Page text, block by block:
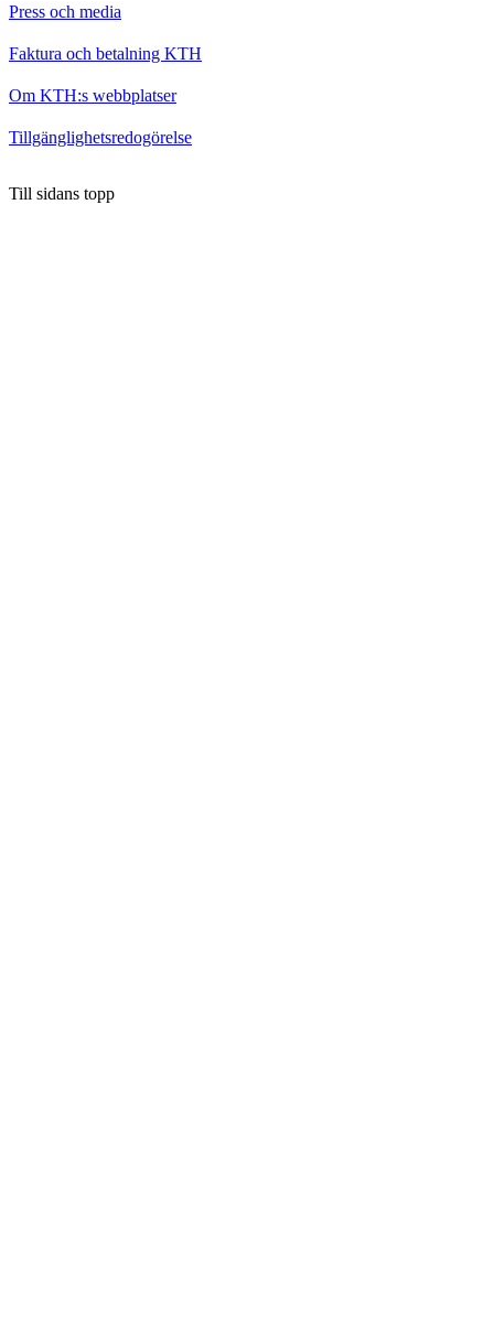
Press och media
Faktura och betalning KTH
Om KTH:s webbplatser
Tillgänglighetsredogörelse
Till sidans topp